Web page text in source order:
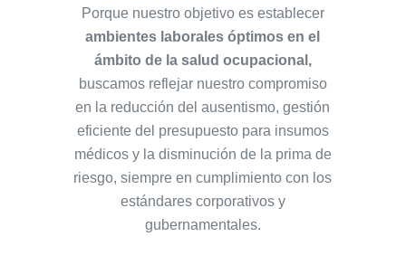
Porque nuestro objetivo es establecer
ambientes laborales óptimos en el
ámbito de la salud ocupacional,
buscamos reflejar nuestro compromiso
en la reducción del ausentismo, gestión
eficiente del presupuesto para insumos
médicos y la disminución de la prima de
riesgo, siempre en cumplimiento con los
estándares corporativos y
gubernamentales.